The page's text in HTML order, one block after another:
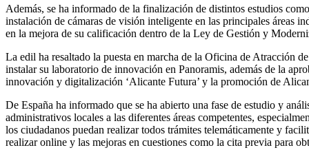
Además, se ha informado de la finalización de distintos estudios
instalación de cámaras de visión inteligente en las principales áreas
en la mejora de su calificación dentro de la Ley de Gestión y
La edil ha resaltado la puesta en marcha de la Oficina de Atracción
instalar su laboratorio de innovación en Panoramis, además de la
innovación y digitalización ‘Alicante Futura’ y la promoción de
De España ha informado que se ha abierto una fase de estudio y
administrativos locales a las diferentes áreas competentes,
los ciudadanos puedan realizar todos trámites telemáticamente y
realizar online y las mejoras en cuestiones como la cita previa para